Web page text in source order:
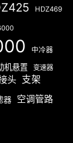
HDZ469
中冷器
机悬置 变速器
头 支架
器 空调管路